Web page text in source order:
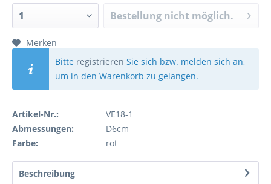
Bestellung nicht möglich.
Merken
Bitte registrieren Sie sich bzw. melden sich an,
um in den Warenkorb zu gelangen.
Artikel-Nr.:
VE18-1
Abmessungen:
D6cm
Farbe:
rot
Beschreibung